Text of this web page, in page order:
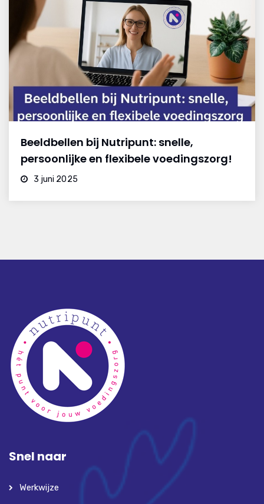
Beeldbellen bij Nutripunt: snelle,
persoonlijke en flexibele voedingszorg!
3 juni 2025
Snel naar
Werkwijze